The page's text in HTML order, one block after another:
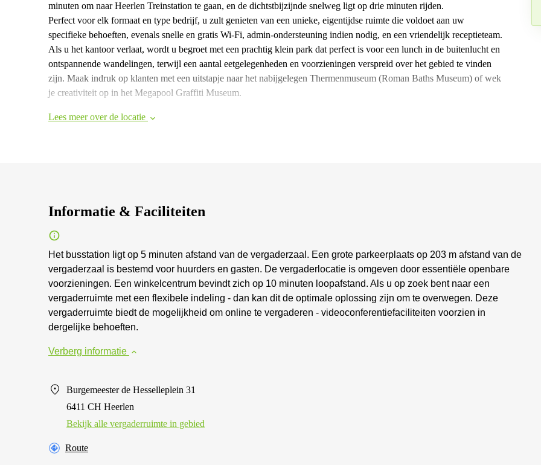
minuten om naar Heerlen Treinstation te gaan, en de dichtstbijzijnde snelweg ligt op drie minuten rijden.
Perfect voor elk formaat en type bedrijf, u zult genieten van een unieke, eigentijdse ruimte die voldoet aan uw
specifieke behoeften, evenals snelle en gratis Wi-Fi, admin-ondersteuning indien nodig, en een vriendelijk receptieteam.
Als u het kantoor verlaat, wordt u begroet met een prachtig klein park dat perfect is voor een lunch in de buitenlucht en
ontspannende wandelingen, terwijl een aantal eetgelegenheden en voorzieningen verspreid over het gebied te vinden
zijn. Maak indruk op klanten met een uitstapje naar het nabijgelegen Thermenmuseum (Roman Baths Museum) of wek
je creativiteit op in het Megapool Graffiti Museum.
Lees meer over de locatie
Informatie & Faciliteiten
Het busstation ligt op 5 minuten afstand van de vergaderzaal. Een grote parkeerplaats op 203 m afstand van de
vergaderzaal is bestemd voor huurders en gasten. De vergaderlocatie is omgeven door essentiële openbare
voorzieningen. Een winkelcentrum bevindt zich op 10 minuten loopafstand. Als u op zoek bent naar een
vergaderruimte met een flexibele indeling - dan kan dit de optimale oplossing zijn om te overwegen. Deze
vergaderruimte biedt de mogelijkheid om online te vergaderen - videoconferentiefaciliteiten voorzien in
dergelijke behoeften.
Verberg informatie
Burgemeester de Hesselleplein 31
6411 CH Heerlen
Bekijk alle vergaderruimte in gebied
Route